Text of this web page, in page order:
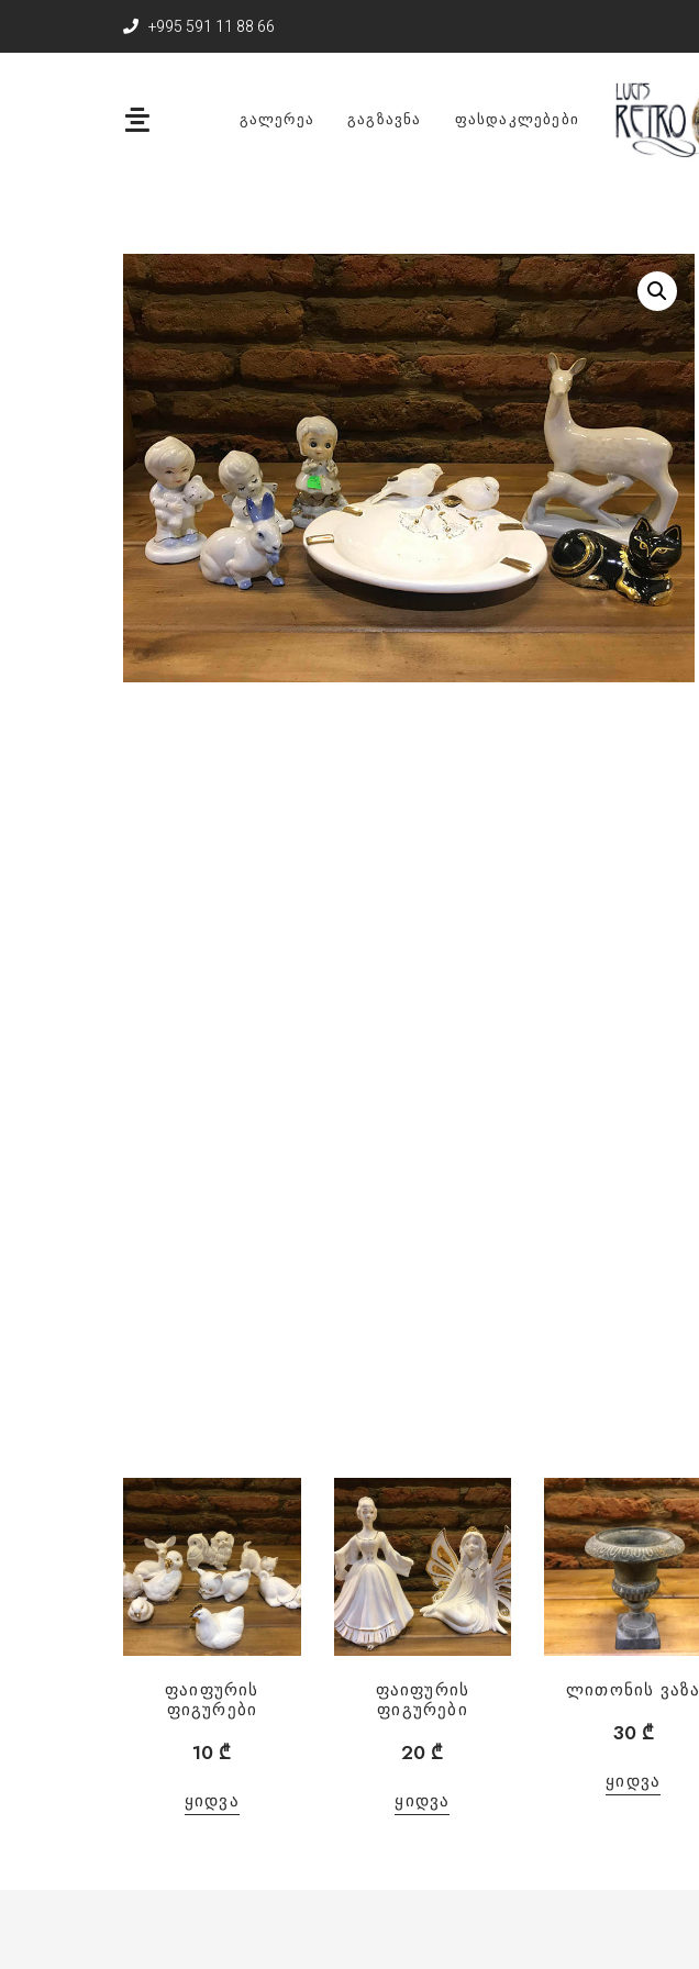
+995 591 11 88 66
ᲒᲐᲚᲔᲠᲔᲐ ᲒᲐᲒᲖᲐᲕᲜᲐ ᲤᲐᲡᲓᲐᲙᲚᲔᲑᲔᲑᲘ
ფაიფურის
ფიგურები
10 ₾
ᲧᲘᲓᲕᲐ
ფაიფურის
ფიგურები
20 ₾
ᲧᲘᲓᲕᲐ
ლითონის ვაზა
30 ₾
ᲧᲘᲓᲕᲐ